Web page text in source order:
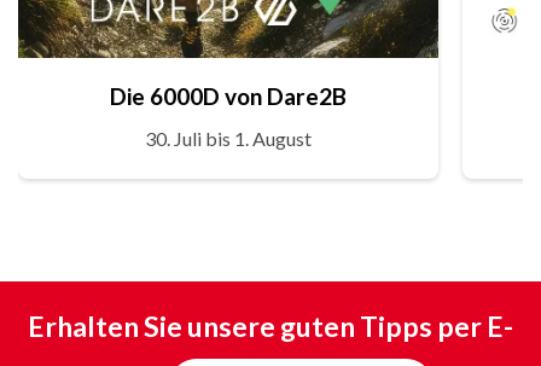
Die 6000D von Dare2B
30. Juli bis 1. August
Erhalten Sie unsere guten Tipps per E-